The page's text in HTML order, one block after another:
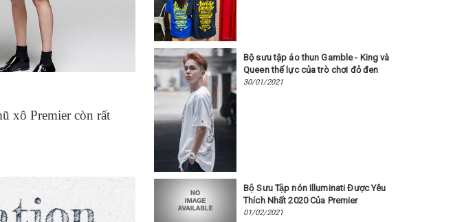
xô Premier còn rất
Bộ sưu tập áo thun Gamble - King và
Queen thế lực của trò chơi đỏ đen ​​​​​​​
30/01/2021
Bộ Sưu Tập nón Illuminati Được Yêu
Thích Nhất 2020 Của Premier
01/02/2021